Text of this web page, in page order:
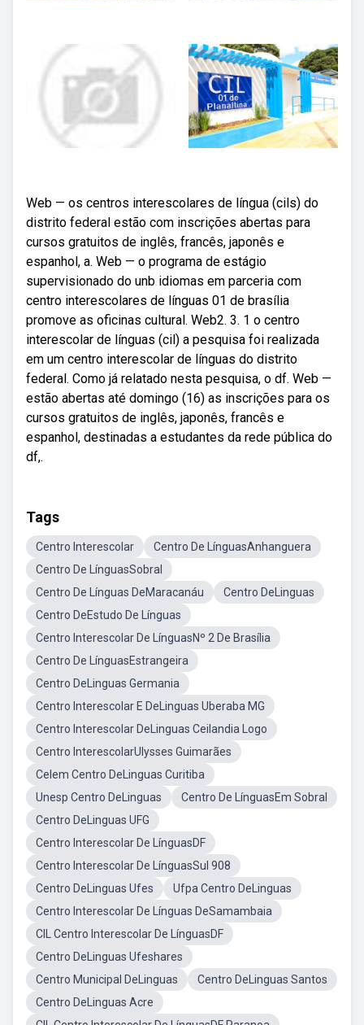
Web — os centros interescolares de língua (cils) do
distrito federal estão com inscrições abertas para
cursos gratuitos de inglês, francês, japonês e
espanhol, a. Web — o programa de estágio
supervisionado do unb idiomas em parceria com
centro interescolares de línguas 01 de brasília
promove as oficinas cultural. Web2. 3. 1 o centro
interescolar de línguas (cil) a pesquisa foi realizada
em um centro interescolar de línguas do distrito
federal. Como já relatado nesta pesquisa, o df. Web —
estão abertas até domingo (16) as inscrições para os
cursos gratuitos de inglês, japonês, francês e
espanhol, destinadas a estudantes da rede pública do
df,.
Tags
Centro Interescolar
Centro De LínguasAnhanguera
Centro De LínguasSobral
Centro De Línguas DeMaracanáu
Centro DeLinguas
Centro DeEstudo De Línguas
Centro Interescolar De LínguasNº 2 De Brasília
Centro De LínguasEstrangeira
Centro DeLinguas Germania
Centro Interescolar E DeLinguas Uberaba MG
Centro Interescolar DeLinguas Ceilandia Logo
Centro InterescolarUlysses Guimarães
Celem Centro DeLinguas Curitiba
Unesp Centro DeLinguas
Centro De LínguasEm Sobral
Centro DeLinguas UFG
Centro Interescolar De LínguasDF
Centro Interescolar De LínguasSul 908
Centro DeLinguas Ufes
Ufpa Centro DeLinguas
Centro Interescolar De Línguas DeSamambaia
CIL Centro Interescolar De LínguasDF
Centro DeLinguas Ufeshares
Centro Municipal DeLinguas
Centro DeLinguas Santos
Centro DeLinguas Acre